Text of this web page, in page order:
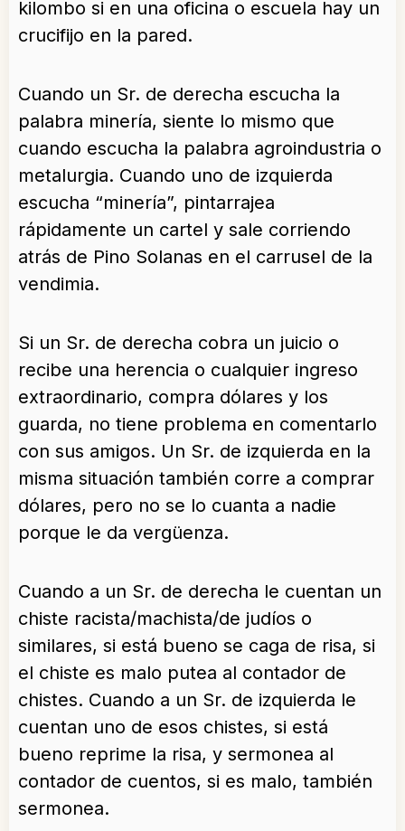
kilombo si en una oficina o escuela hay un
crucifijo en la pared.
Cuando un Sr. de derecha escucha la
palabra minería, siente lo mismo que
cuando escucha la palabra agroindustria o
metalurgia. Cuando uno de izquierda
escucha “minería”, pintarrajea
rápidamente un cartel y sale corriendo
atrás de Pino Solanas en el carrusel de la
vendimia.
Si un Sr. de derecha cobra un juicio o
recibe una herencia o cualquier ingreso
extraordinario, compra dólares y los
guarda, no tiene problema en comentarlo
con sus amigos. Un Sr. de izquierda en la
misma situación también corre a comprar
dólares, pero no se lo cuanta a nadie
porque le da vergüenza.
Cuando a un Sr. de derecha le cuentan un
chiste racista/machista/de judíos o
similares, si está bueno se caga de risa, si
el chiste es malo putea al contador de
chistes. Cuando a un Sr. de izquierda le
cuentan uno de esos chistes, si está
bueno reprime la risa, y sermonea al
contador de cuentos, si es malo, también
sermonea.